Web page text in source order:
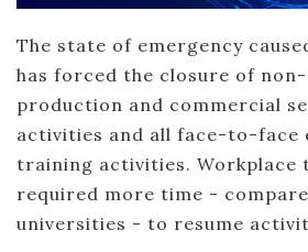
The state of emergency
has forced the closure of
production and commercial
activities and all face-to-face
training activities. Workplace
required more time -
universities - to resume